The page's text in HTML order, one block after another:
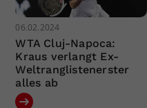
06.02.2024
WTA Cluj-Napoca:
Kraus verlangt Ex-
Weltranglistenerster
alles ab